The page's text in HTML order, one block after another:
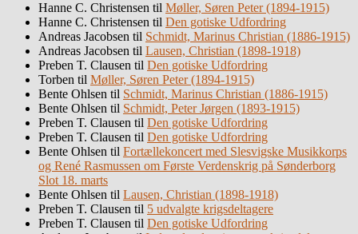
Hanne C. Christensen til Møller, Søren Peter (1894-1915)
Hanne C. Christensen til Den gotiske Udfordring
Andreas Jacobsen til Schmidt, Marinus Christian (1886-1915)
Andreas Jacobsen til Lausen, Christian (1898-1918)
Preben T. Clausen til Den gotiske Udfordring
Torben til Møller, Søren Peter (1894-1915)
Bente Ohlsen til Schmidt, Marinus Christian (1886-1915)
Bente Ohlsen til Schmidt, Peter Jørgen (1893-1915)
Preben T. Clausen til Den gotiske Udfordring
Preben T. Clausen til Den gotiske Udfordring
Bente Ohlsen til Fortællekoncert med Slesvigske Musikkorps
og René Rasmussen om Første Verdenskrig på Sønderborg
Slot 18. marts
Bente Ohlsen til Lausen, Christian (1898-1918)
Preben T. Clausen til 5 udvalgte krigsdeltagere
Preben T. Clausen til Den gotiske Udfordring